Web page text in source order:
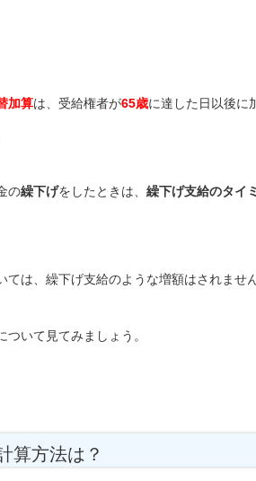
加算は、受給権者が65歳に達した日以後に
の繰下げをしたときは、 繰下げ支給のタイ
ては、繰下げ支給のような増額はされません
いて見てみましょう。
算方法は？